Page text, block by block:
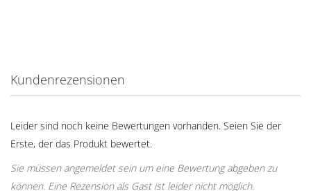
Kundenrezensionen
Leider sind noch keine Bewertungen vorhanden. Seien Sie der
Erste, der das Produkt bewertet.
Sie müssen angemeldet sein um eine Bewertung abgeben zu
können. Eine Rezension als Gast ist leider nicht möglich.